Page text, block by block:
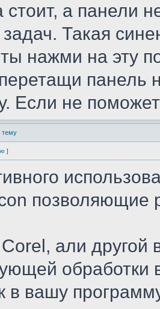
стоит, а панели
Такая
нажми на эту
перетащи
Если не
тему
]
позволяющие
али другой
в вашу